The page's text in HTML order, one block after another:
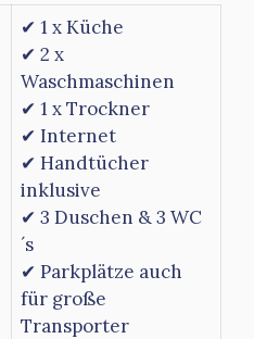
✔ 1 x Küche
✔ 2 x
Waschmaschinen
✔ 1 x Trockner
✔ Internet
✔ Handtücher
inklusive
✔ 3 Duschen & 3 WC
´s
✔ Parkplätze auch
für große
Transporter